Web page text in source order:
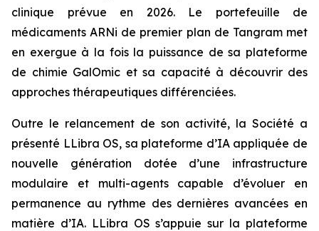
clinique prévue en 2026. Le portefeuille de
médicaments ARNi de premier plan de Tangram met
en exergue à la fois la puissance de sa plateforme
de chimie GalOmic et sa capacité à découvrir des
approches thérapeutiques différenciées.
Outre le relancement de son activité, la Société a
présenté LLibra OS, sa plateforme d’IA appliquée de
nouvelle génération dotée d’une infrastructure
modulaire et multi-agents capable d’évoluer en
permanence au rythme des dernières avancées en
matière d’IA. LLibra OS s’appuie sur la plateforme